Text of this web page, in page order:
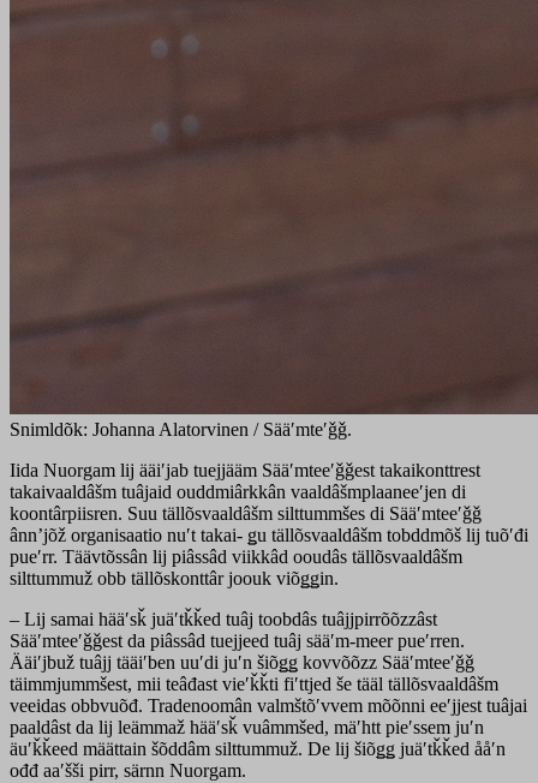
Snimldõk: Johanna Alatorvinen / Sääʹmteʹǧǧ.
Iida Nuorgam lij ääiʹjab tuejjääm Sääʹmteeʹǧǧest takaikonttrest
takaivaaldâšm tuâjaid ouddmiârkkân vaaldâšmplaaneeʹjen di
koontârpiisren. Suu tällõsvaaldâšm silttummšes di Sääʹmteeʹǧǧ
ânnʼjõž organisaatio nuʹt takai- ǥu tällõsvaaldâšm tobddmõš lij tuõʹđi
pueʹrr. Täävtõssân lij piâssâd viikkâd ooudâs tällõsvaaldâšm
silttummuž obb tällõskonttâr joouk viõǥǥin.
– Lij samai hääʹsǩ juäʹtǩǩed tuâj toobdâs tuâjjpirrõõzzâst
Sääʹmteeʹǧǧest da piâssâd tuejjeed tuâj sääʹm-meer pueʹrren.
Ääiʹjbuž tuâjj tääiʹben uuʹdi juʹn šiõǥǥ kovvõõzz Sääʹmteeʹǧǧ
täimmjummšest, mii teâđast vieʹǩǩti fiʹttjed še tääl tällõsvaaldâšm
veeidas obbvuõđ. Tradenoomân valmštõʹvvem mõõnni eeʹjjest tuâjai
paaldâst da lij leämmaž hääʹsǩ vuâmmšed, mäʹhtt pieʹssem juʹn
äuʹǩǩeed määttain šõddâm silttummuž. De lij šiõǥǥ juäʹtǩǩed ååʹn
ođđ aaʹšši pirr, särnn Nuorgam.